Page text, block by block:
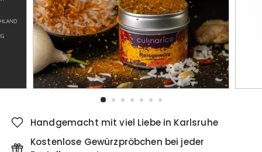
Handgemacht mit viel Liebe in Karlsruhe
Kostenlose Gewürzpröbchen bei jeder